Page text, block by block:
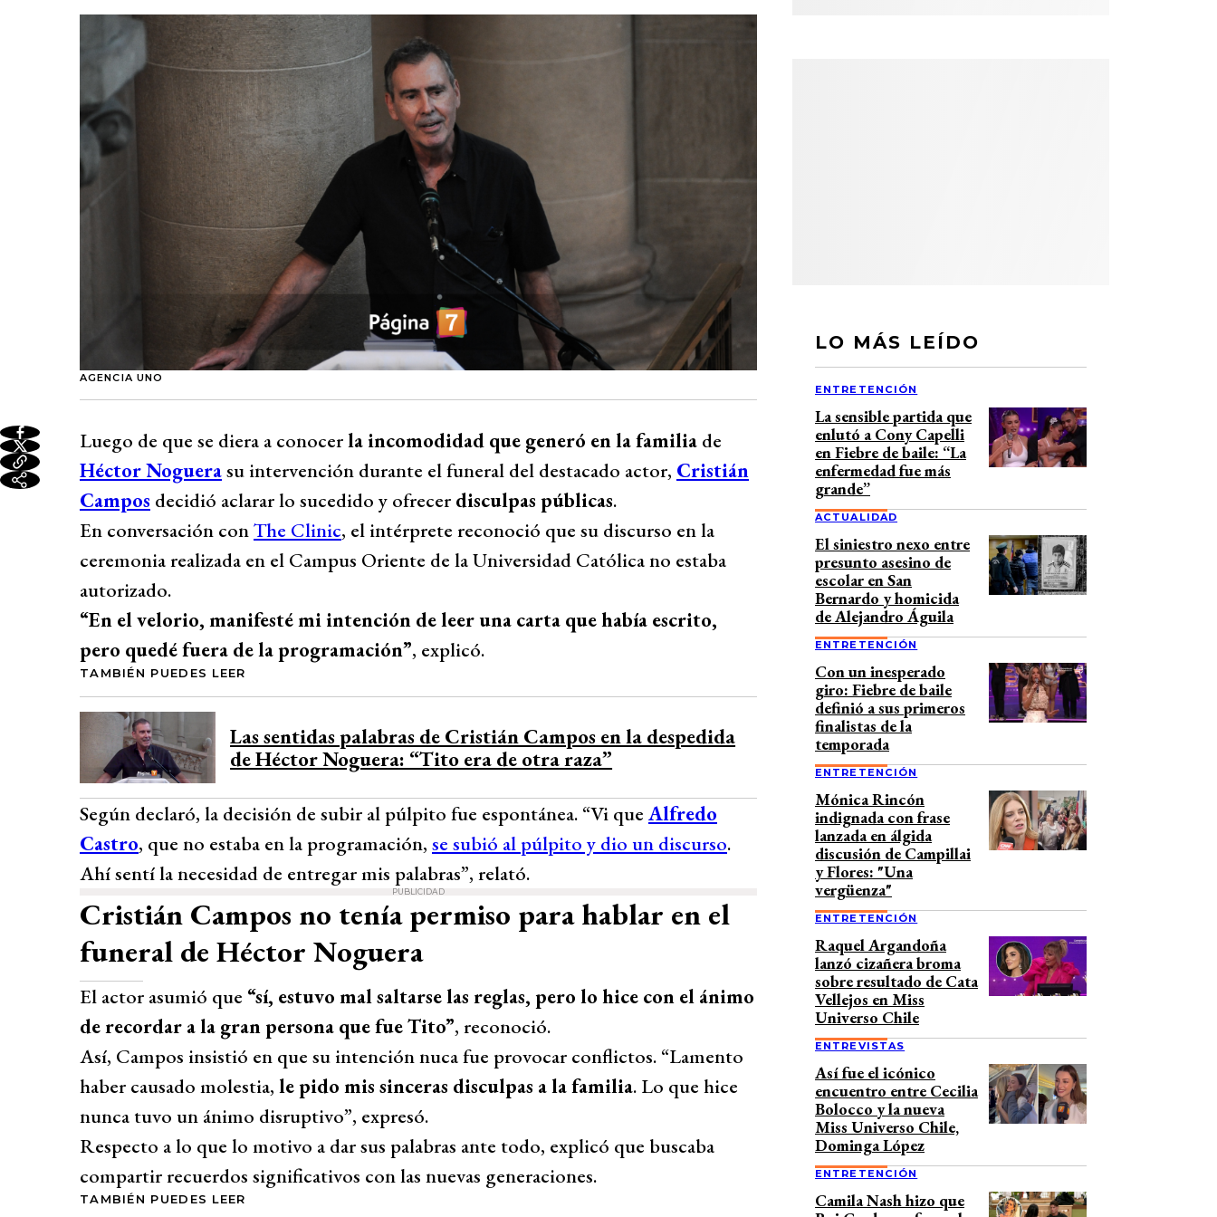
AGENCIA UNO
Luego de que se diera a conocerla incomodidad que generó en la familia de
Héctor Noguerasu intervención durante el funeral del destacado actor, Cristián
Campos decidió aclarar lo sucedido y ofrecer disculpas públicas.
En conversación conThe Clinic, el intérprete reconoció que su discurso en la
ceremonia realizada en el Campus Oriente de la Universidad Católica no estaba
autorizado.
“En el velorio, manifesté mi intención de leer una carta que había escrito,
pero quedé fuera de la programación”, explicó.
TAMBIÉN PUEDES LEER
Las sentidas palabras de Cristián Campos en la despedida
de Héctor Noguera: “Tito era de otra raza”
Según declaró, la decisión de subir al púlpito fue espontánea. “Vi que Alfredo
Castro, que no estaba en la programación, se subió al púlpito y dio un discurso.
Ahí sentí la necesidad de entregar mis palabras”, relató.
PUBLICIDAD
Cristián Campos no tenía permiso para hablar en el
funeral de Héctor Noguera
El actor asumió que “sí, estuvo mal saltarse las reglas, pero lo hice con el ánimo
de recordar a la gran persona que fue Tito”, reconoció.
Así, Campos insistió en que su intención nuca fue provocar conflictos. “Lamento
haber causado molestia, le pido mis sinceras disculpas a la familia. Lo que hice
nunca tuvo un ánimo disruptivo”, expresó.
Respecto a lo que lo motivo a dar sus palabras ante todo, explicó que buscaba
compartir recuerdos significativos con las nuevas generaciones.
TAMBIÉN PUEDES LEER
LO MÁS LEÍDO
ENTRETENCIÓN
La sensible partida que
enlutó a Cony Capelli
en Fiebre de baile: “La
enfermedad fue más
grande”
ACTUALIDAD
El siniestro nexo entre
presunto asesino de
escolar en San
Bernardo y homicida
de Alejandro Águila
ENTRETENCIÓN
Con un inesperado
giro: Fiebre de baile
definió a sus primeros
finalistas de la
temporada
ENTRETENCIÓN
Mónica Rincón
indignada con frase
lanzada en álgida
discusión de Campillai
y Flores: "Una
vergüenza"
ENTRETENCIÓN
Raquel Argandoña
lanzó cizañera broma
sobre resultado de Cata
Vellejos en Miss
Universo Chile
ENTREVISTAS
Así fue el icónico
encuentro entre Cecilia
Bolocco y la nueva
Miss Universo Chile,
Dominga López
ENTRETENCIÓN
Camila Nash hizo que